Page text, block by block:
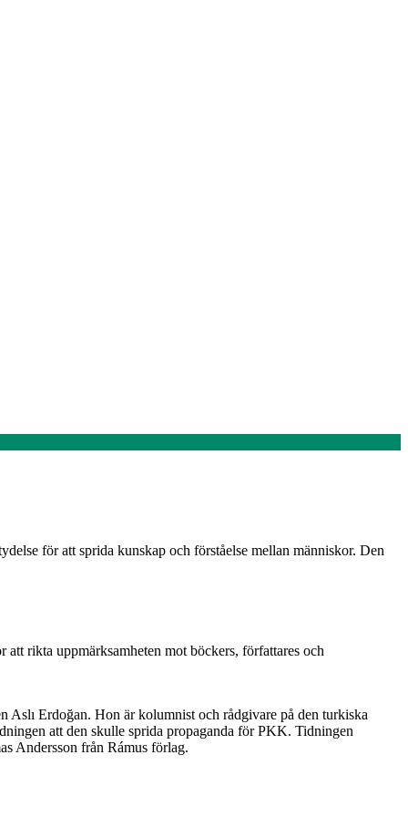
för att sprida kunskap och förståelse mellan människor. Den
rikta uppmärksamheten mot böckers, författares och
Aslı Erdoğan. Hon är kolumnist och rådgivare på den turkiska
att den skulle sprida propaganda för PKK. Tidningen
Andersson från Rámus förlag.